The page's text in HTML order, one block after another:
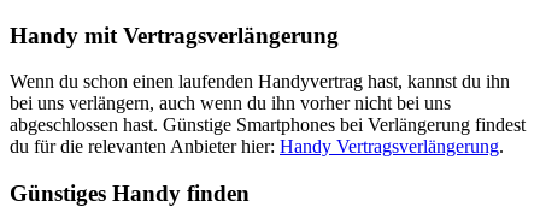
Handy mit Vertragsverlängerung
Wenn du schon einen laufenden Handyvertrag hast, kannst du ihn
bei uns verlängern, auch wenn du ihn vorher nicht bei uns
abgeschlossen hast. Günstige Smartphones bei Verlängerung findest
du für die relevanten Anbieter hier: Handy Vertragsverlängerung.
Günstiges Handy finden